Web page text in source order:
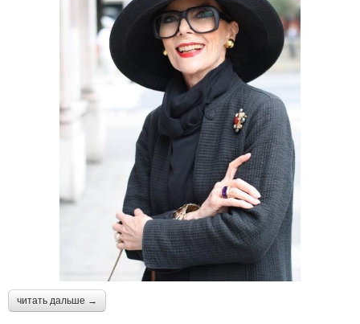
читать дальше →